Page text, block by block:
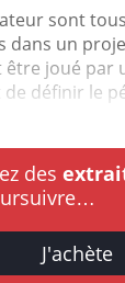
sont
dans un
joué par
définir le
des
J'achète